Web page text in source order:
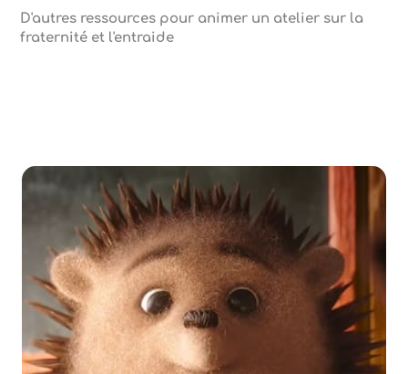
D'autres ressources pour animer un atelier sur la
fraternité et l'entraide